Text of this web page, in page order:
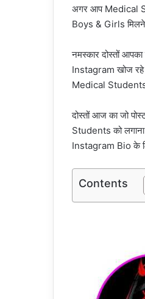
अगर आप Medical
Boys & Girls
नमस्कार दोस्तों
Instagram खोज
Medical
दोस्तों आज का जो
Students को
Instagram Bio के
Contents